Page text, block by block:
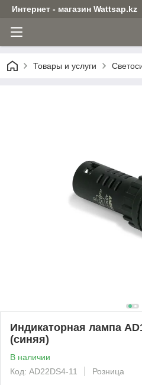
Интернет - магазин Wattsap.kz
Товары и услуги
Индикаторная лампа
(синяя)
В наличии
Код: AD22DS4-11
Розница